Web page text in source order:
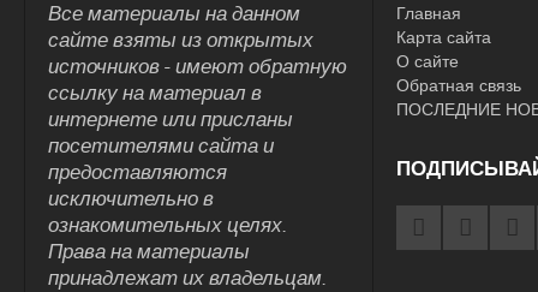
Все материалы на данном
сайте взяты из открытых
источников - имеют обратную
ссылку на материал в
интернете или присланы
посетителями сайта и
предоставляются
исключительно в
ознакомительных целях.
Права на материалы
принадлежат их владельцам.
Главная
Карта сайта
О сайте
Обратная связь
ПОСЛЕДНИЕ